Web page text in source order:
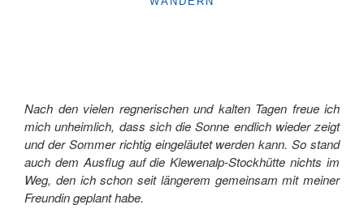
Nach den vielen regnerischen und kalten Tagen freue ich
mich unheimlich, dass sich die Sonne endlich wieder zeigt
und der Sommer richtig eingeläutet werden kann. So stand
auch dem Ausflug auf die Klewenalp-Stockhütte nichts im
Weg, den ich schon seit längerem gemeinsam mit meiner
Freundin geplant habe.